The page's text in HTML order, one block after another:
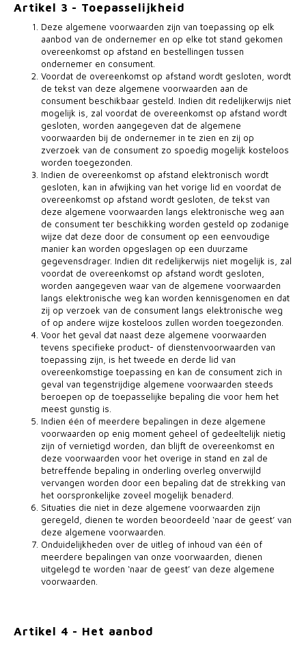
Artikel 3 - Toepasselijkheid
Deze algemene voorwaarden zijn van toepassing op elk
aanbod van de ondernemer en op elke tot stand gekomen
overeenkomst op afstand en bestellingen tussen
ondernemer en consument.
Voordat de overeenkomst op afstand wordt gesloten, wordt
de tekst van deze algemene voorwaarden aan de
consument beschikbaar gesteld. Indien dit redelijkerwijs niet
mogelijk is, zal voordat de overeenkomst op afstand wordt
gesloten, worden aangegeven dat de algemene
voorwaarden bij de ondernemer in te zien en zij op
zverzoek van de consument zo spoedig mogelijk kosteloos
worden toegezonden.
Indien de overeenkomst op afstand elektronisch wordt
gesloten, kan in afwijking van het vorige lid en voordat de
overeenkomst op afstand wordt gesloten, de tekst van
deze algemene voorwaarden langs elektronische weg aan
de consument ter beschikking worden gesteld op zodanige
wijze dat deze door de consument op een eenvoudige
manier kan worden opgeslagen op een duurzame
gegevensdrager. Indien dit redelijkerwijs niet mogelijk is, zal
voordat de overeenkomst op afstand wordt gesloten,
worden aangegeven waar van de algemene voorwaarden
langs elektronische weg kan worden kennisgenomen en dat
zij op verzoek van de consument langs elektronische weg
of op andere wijze kosteloos zullen worden toegezonden.
Voor het geval dat naast deze algemene voorwaarden
tevens specifieke product- of dienstenvoorwaarden van
toepassing zijn, is het tweede en derde lid van
overeenkomstige toepassing en kan de consument zich in
geval van tegenstrijdige algemene voorwaarden steeds
beroepen op de toepasselijke bepaling die voor hem het
meest gunstig is.
Indien één of meerdere bepalingen in deze algemene
voorwaarden op enig moment geheel of gedeeltelijk nietig
zijn of vernietigd worden, dan blijft de overeenkomst en
deze voorwaarden voor het overige in stand en zal de
betreffende bepaling in onderling overleg onverwijld
vervangen worden door een bepaling dat de strekking van
het oorspronkelijke zoveel mogelijk benaderd.
Situaties die niet in deze algemene voorwaarden zijn
geregeld, dienen te worden beoordeeld ‘naar de geest’ van
deze algemene voorwaarden.
Onduidelijkheden over de uitleg of inhoud van één of
meerdere bepalingen van onze voorwaarden, dienen
uitgelegd te worden ‘naar de geest’ van deze algemene
voorwaarden.
Artikel 4 - Het aanbod